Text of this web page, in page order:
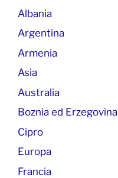
Albania
Argentina
Armenia
Asia
Australia
Boznia ed Erzegovina
Cipro
Europa
Francia